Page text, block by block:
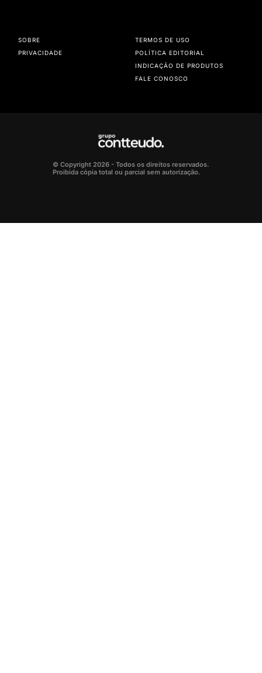
SOBRE
PRIVACIDADE
TERMOS DE USO
POLÍTICA EDITORIAL
INDICAÇÃO DE PRODUTOS
FALE CONOSCO
© Copyright 2026 - Todos os direitos reservados.
Proibida cópia total ou parcial sem autorização.